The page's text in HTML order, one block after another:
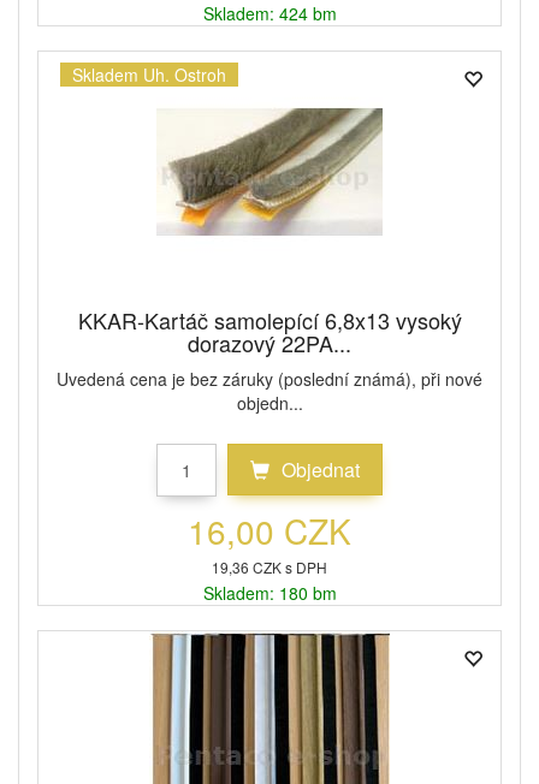
Skladem: 424 bm
Skladem Uh. Ostroh
KKAR-Kartáč samolepící 6,8x13 vysoký
dorazový 22PA...
Uvedená cena je bez záruky (poslední známá), při nové
objedn...
Objednat
16,00 CZK
19,36 CZK s DPH
Skladem: 180 bm